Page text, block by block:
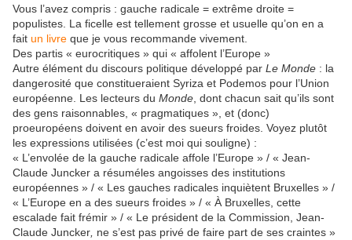
Vous l’avez compris : gauche radicale = extrême droite =
populistes. La ficelle est tellement grosse et usuelle qu’on en a
fait un livre que je vous recommande vivement.
Des partis « eurocritiques » qui « affolent l’Europe »
Autre élément du discours politique développé par Le Monde : la
dangerosité que constitueraient Syriza et Podemos pour l’Union
européenne. Les lecteurs du Monde , dont chacun sait qu’ils sont
des gens raisonnables, « pragmatiques », et (donc)
proeuropéens doivent en avoir des sueurs froides. Voyez plutôt
les expressions utilisées (c’est moi qui souligne) :
« L’envolée de la gauche radicale affole l’Europe » / « Jean-
Claude Juncker a résuméles angoisses des institutions
européennes » / « Les gauches radicales inquiètent Bruxelles » /
« L’Europe en a des sueurs froides » / « À Bruxelles, cette
escalade fait frémir » / « Le président de la Commission, Jean-
Claude Juncker ne s’est pas privé de faire part de ses craintes »